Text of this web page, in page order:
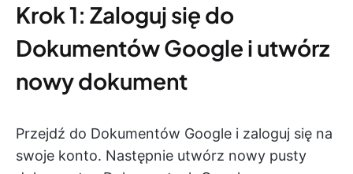
Krok 1: Zaloguj się do
Dokumentów Google i utwórz
nowy dokument
Przejdź do Dokumentów Google i zaloguj się na
swoje konto. Następnie utwórz nowy pusty